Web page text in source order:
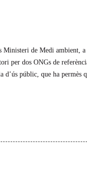
de Medi ambient,
per dos ONGs de
públic, que ha permès